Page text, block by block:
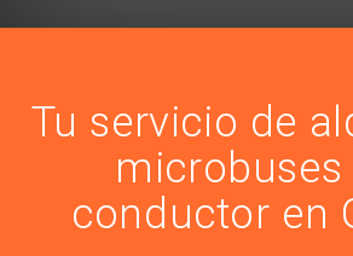
Tu servicio de
microbuses
conductor en